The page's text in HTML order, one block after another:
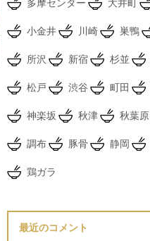
多摩センター 大井町
小金井 川崎 巣鴨
所沢 新宿 杉並
松戸 渋谷 町田
神楽坂 秋津 秋葉原
調布 豚骨 静岡
鶏ガラ
最近のコメント